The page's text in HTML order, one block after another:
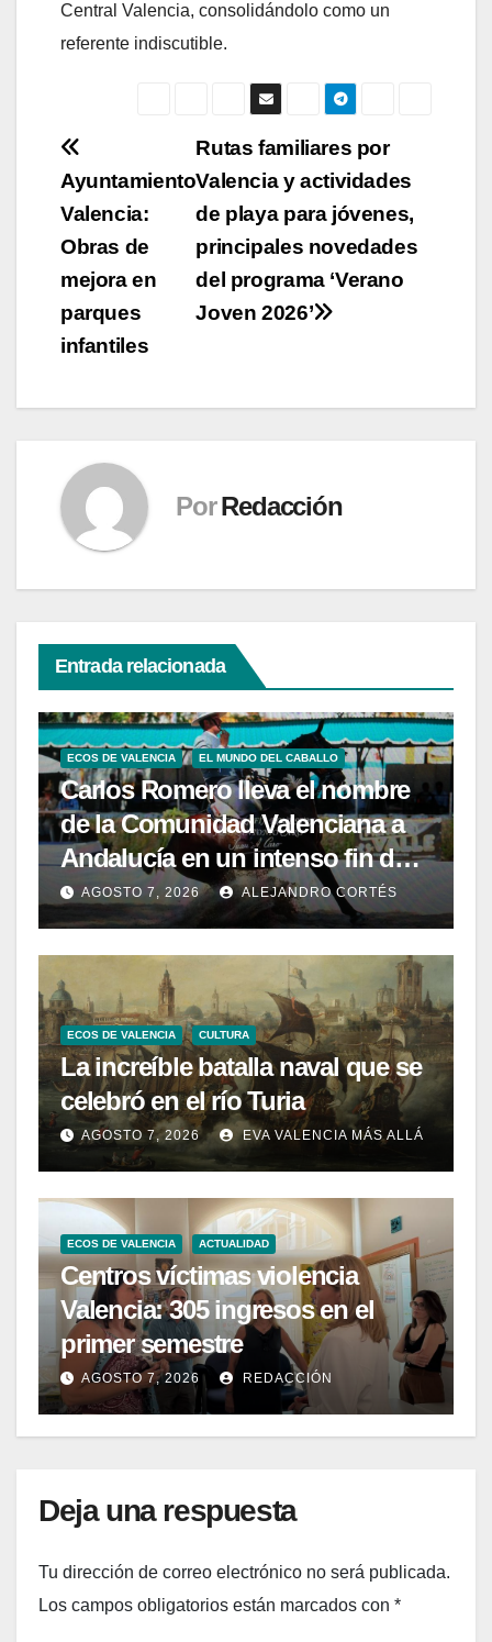
Central Valencia, consolidándolo como un
referente indiscutible.
Navegación
de
entradas
Rutas familiares por
Valencia y actividades
de playa para jóvenes,
principales novedades
del programa ‘Verano
Joven 2026’
Ayuntamiento
Valencia:
Obras de
mejora en
parques
infantiles
Por Redacción
Entrada relacionada
ECOS DE VALENCIA EL MUNDO DEL CABALLO
Carlos Romero lleva el nombre
de la Comunidad Valenciana a
Andalucía en un intenso fin de
semana de Doma Vaquera
AGOSTO 7, 2026 ALEJANDRO CORTÉS
ECOS DE VALENCIA CULTURA
La increíble batalla naval que se
celebró en el río Turia
AGOSTO 7, 2026 EVA VALENCIA MÁS ALLÁ
ECOS DE VALENCIA ACTUALIDAD
Centros víctimas violencia
Valencia: 305 ingresos en el
primer semestre
AGOSTO 7, 2026 REDACCIÓN
Deja una respuesta
Tu dirección de correo electrónico no será publicada.
Los campos obligatorios están marcados con *